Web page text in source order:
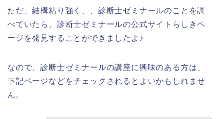
ただ、結構粘り強く、、診断士ゼミナールのことを調
べていたら、診断士ゼミナールの公式サイトらしきペ
ージを発見することができましたよ♪
なので、診断士ゼミナールの講座に興味のある方は、
下記ページなどをチェックされるとよいかもしれませ
ん。